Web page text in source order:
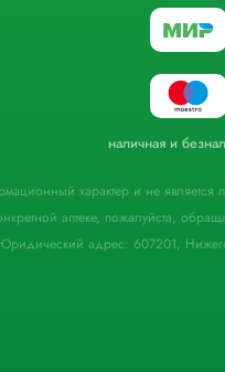
наличная и
характер и не является
аптеке, пожалуйста,
адрес: 607201,